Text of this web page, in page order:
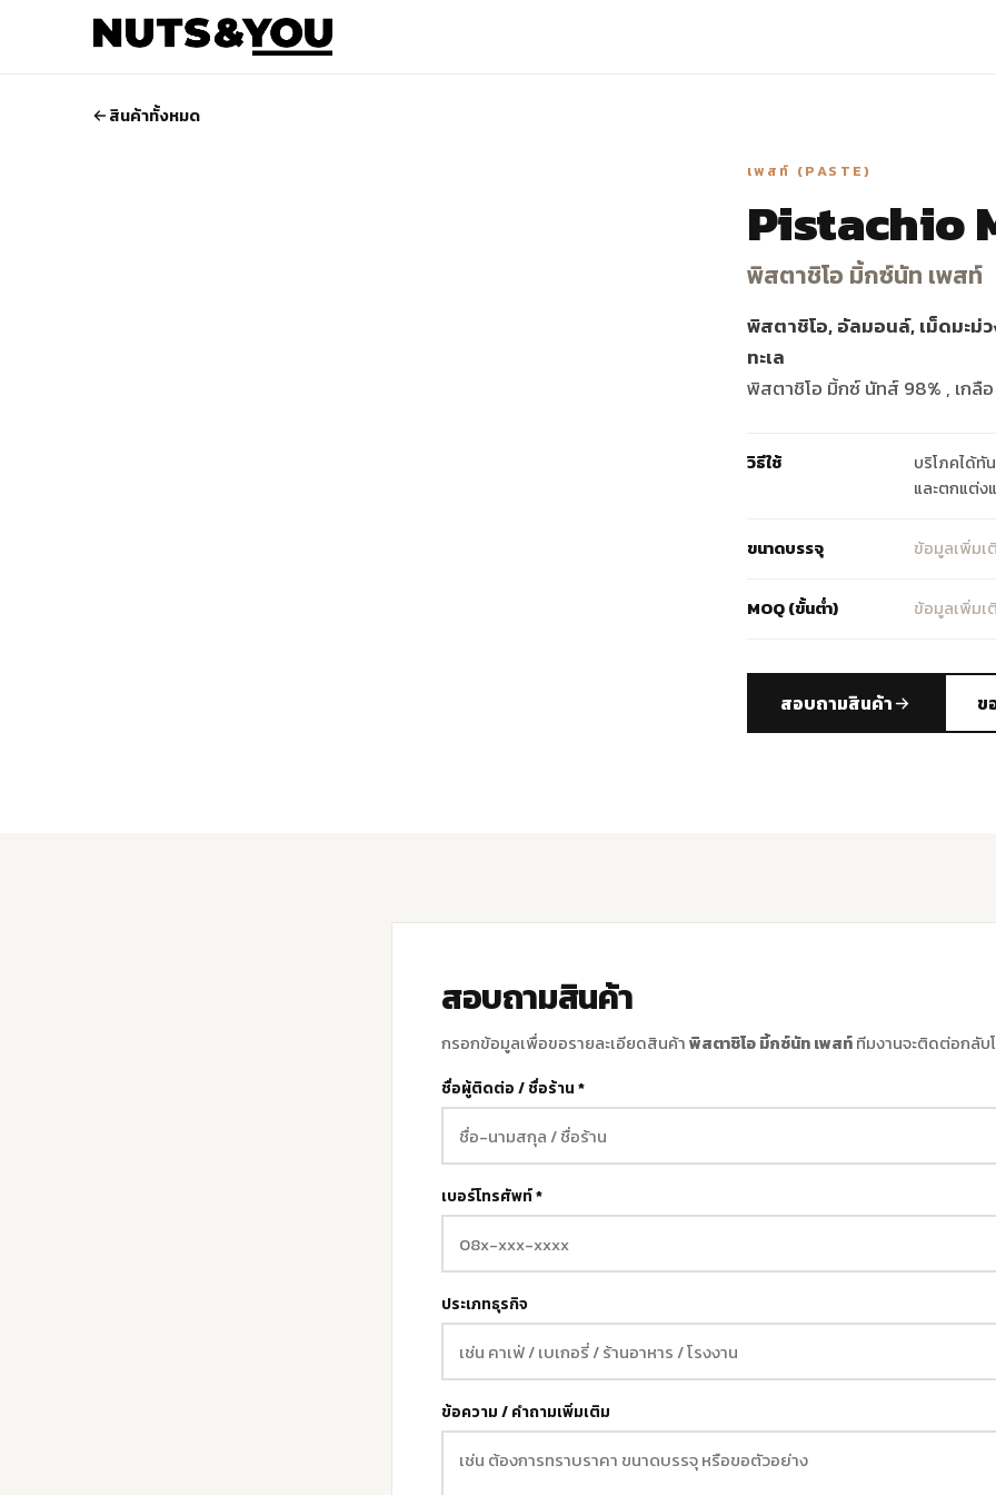
สินค้าทั้งหมด
เพสท์ (PASTE)
Pistachio
พิสตาชิโอ มิ้กซ์นัท เพสท์
พิสตาชิโอ, อัลมอนล์, เม็ดมะม่
ทะเล
พิสตาชิโอ มิ้กซ์ นัทส์ 98% , เกลือ
วิธีใช้
บริโภคได้ทั
และตกแต่ง
ขนาดบรรจุ ข้อมูลเพิ่มเ
MOQ (ขั้นต่ำ) ข้อมูลเพิ่มเ
สอบถามสินค้า ข
สอบถามสินค้า
กรอกข้อมูลเพื่อขอรายละเอียดสินค้าพิสตาชิโอ มิ้กซ์นัท เพสท์ทีมงานจะติดต่อกลับ
ชื่อผู้ติดต่อ / ชื่อร้าน *
เบอร์โทรศัพท์ *
ประเภทธุรกิจ
ข้อความ / คำถามเพิ่มเติม